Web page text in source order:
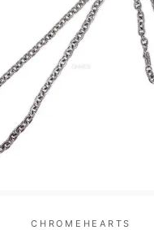
CHROMEHEARTS